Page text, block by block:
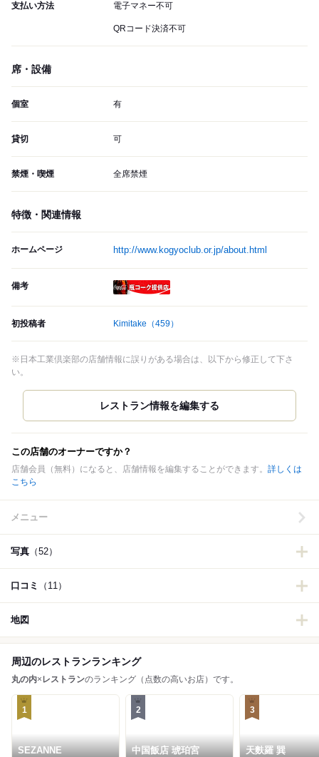
支払い方法 電子マネー不可
QRコード決済不可
席・設備
個室 有
貸切 可
禁煙・喫煙 全席禁煙
特徴・関連情報
ホームページ http://www.kogyoclub.or.jp/about.html
備考
初投稿者 Kimitake （459）
※日本工業倶楽部の店舗情報に誤りがある場合は、以下から修正して下さ
い。
この店舗のオーナーですか？
店舗会員（無料）になると、店舗情報を編集することができます。 詳しくは
こちら
メニュー
写真 （52）
口コミ （11）
地図
周辺のレストランランキング
丸の内× レストランのランキング（点数の高いお店）です。
1
SEZANNE
2
中国飯店 琥珀宮
3
天麩羅 巽